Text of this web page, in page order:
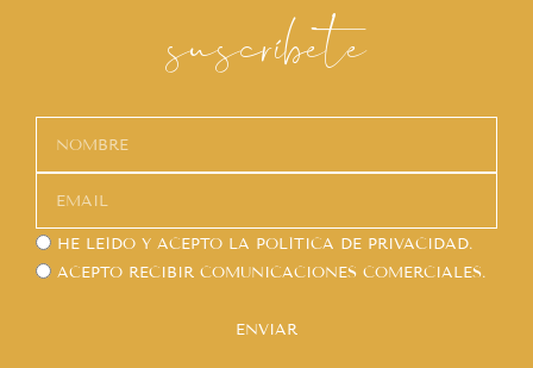
suscríbete
HE LEÍDO Y ACEPTO LA POLÍTICA DE PRIVACIDAD.
ACEPTO RECIBIR COMUNICACIONES COMERCIALES.
ENVIAR